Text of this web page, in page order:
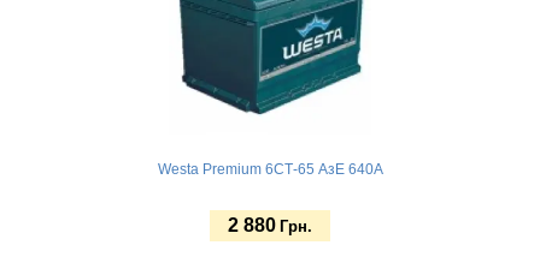
Westa Premium 6СТ-65 АзЕ 640A
2 880 Грн.